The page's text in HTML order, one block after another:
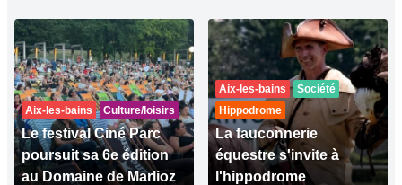
Aix-les-bains Culture/loisirs
Le festival Ciné Parc
poursuit sa 6e édition
au Domaine de Marlioz
Aix-les-bains
Société
Hippodrome
La fauconnerie
équestre s'invite à
l'hippodrome